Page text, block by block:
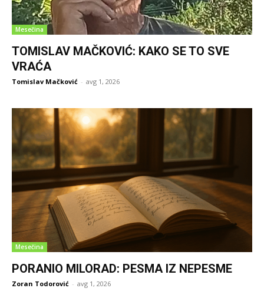
Mesečina
TOMISLAV MAČKOVIĆ: KAKO SE TO SVE
VRAĆA
Tomislav Mačković - avg 1, 2026
Mesečina
PORANIO MILORAD: PESMA IZ NEPESME
Zoran Todorović - avg 1, 2026